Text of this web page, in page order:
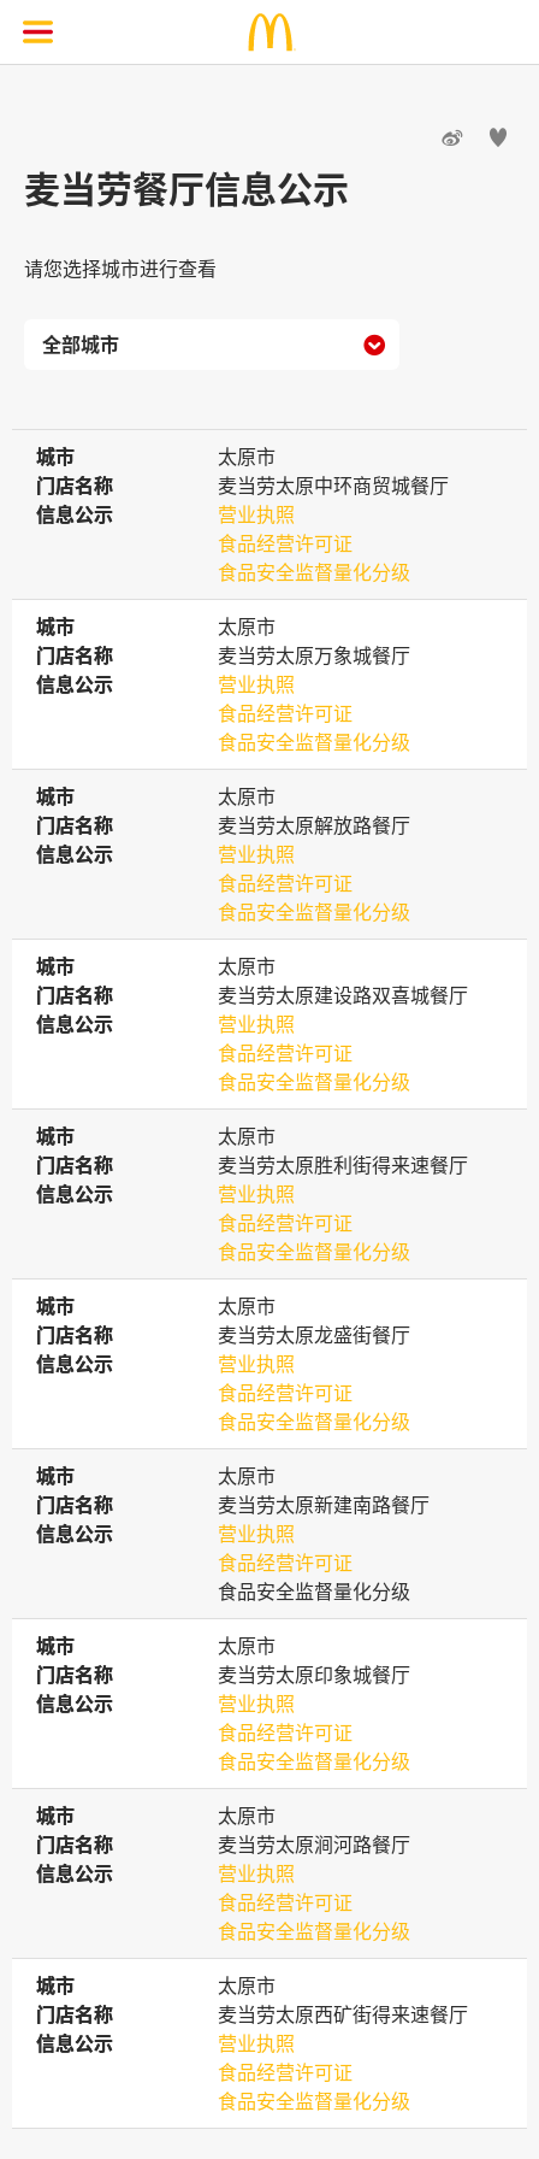
 
麦当劳餐厅信息公示
请您选择城市进行查看

城市
城市
太原市
门店名称
门店名称
麦当劳太原中环商贸城餐厅
信息公示
信息公示
营业执照
食品经营许可证
食品安全监督量化分级
城市
城市
太原市
门店名称
门店名称
麦当劳太原万象城餐厅
信息公示
信息公示
营业执照
食品经营许可证
食品安全监督量化分级
城市
城市
太原市
门店名称
门店名称
麦当劳太原解放路餐厅
信息公示
信息公示
营业执照
食品经营许可证
食品安全监督量化分级
城市
城市
太原市
门店名称
门店名称
麦当劳太原建设路双喜城餐厅
信息公示
信息公示
营业执照
食品经营许可证
食品安全监督量化分级
城市
城市
太原市
门店名称
门店名称
麦当劳太原胜利街得来速餐厅
信息公示
信息公示
营业执照
食品经营许可证
食品安全监督量化分级
城市
城市
太原市
门店名称
门店名称
麦当劳太原龙盛街餐厅
信息公示
信息公示
营业执照
食品经营许可证
食品安全监督量化分级
城市
城市
太原市
门店名称
门店名称
麦当劳太原新建南路餐厅
信息公示
信息公示
营业执照
食品经营许可证
食品安全监督量化分级
城市
城市
太原市
门店名称
门店名称
麦当劳太原印象城餐厅
信息公示
信息公示
营业执照
食品经营许可证
食品安全监督量化分级
城市
城市
太原市
门店名称
门店名称
麦当劳太原涧河路餐厅
信息公示
信息公示
营业执照
食品经营许可证
食品安全监督量化分级
城市
城市
太原市
门店名称
门店名称
麦当劳太原西矿街得来速餐厅
信息公示
信息公示
营业执照
食品经营许可证
食品安全监督量化分级